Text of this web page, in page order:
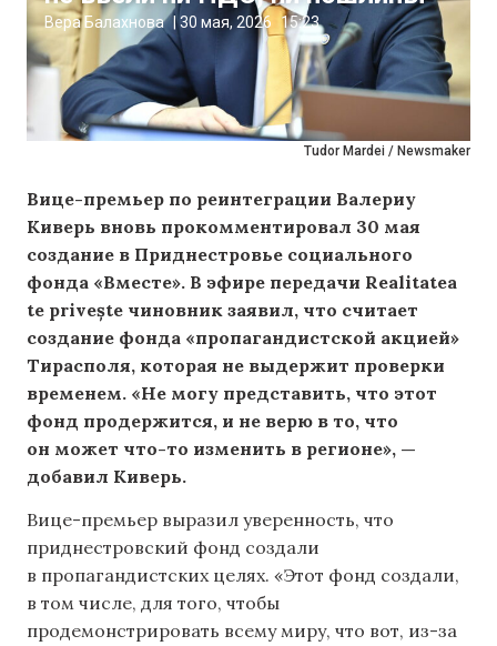
Tudor Mardei / Newsmaker
Вера Балахнова |30 мая, 2026 15:23
Вице-премьер по реинтеграции Валериу
Киверь вновь прокомментировал 30 мая
создание в Приднестровье социального
фонда «Вместе». В эфире передачи Realitatea
te privește чиновник заявил, что считает
создание фонда «пропагандистской акцией»
Тирасполя, которая не выдержит проверки
временем. «Не могу представить, что этот
фонд продержится, и не верю в то, что
он может что-то изменить в регионе», —
добавил Киверь.
Вице-премьер выразил уверенность, что
приднестровский фонд создали
в пропагандистских целях. «Этот фонд создали,
в том числе, для того, чтобы
продемонстрировать всему миру, что вот, из-за